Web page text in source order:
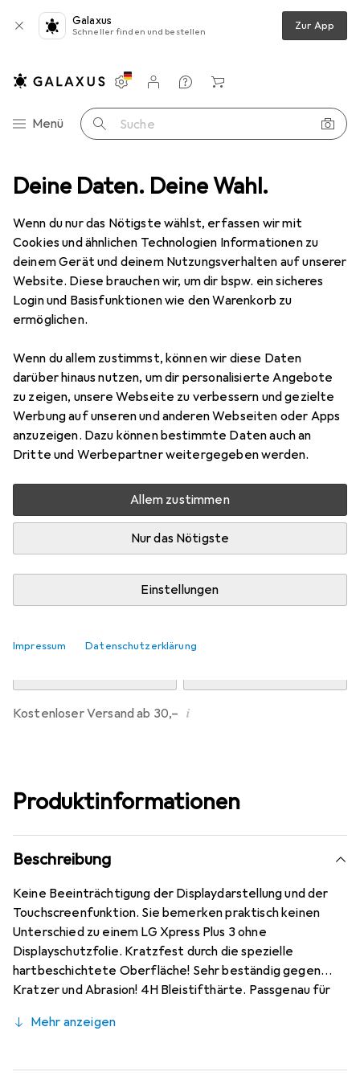
Deine Daten. Deine Wahl.
Wenn du nur das Nötigste wählst, erfassen wir mit
Cookies und ähnlichen Technologien Informationen zu
deinem Gerät und deinem Nutzungsverhalten auf unserer
Website. Diese brauchen wir, um dir bspw. ein sicheres
Login und Basisfunktionen wie den Warenkorb zu
ermöglichen.
Wenn du allem zustimmst, können wir diese Daten
darüber hinaus nutzen, um dir personalisierte Angebote
zu zeigen, unsere Webseite zu verbessern und gezielte
Werbung auf unseren und anderen Webseiten oder Apps
anzuzeigen. Dazu können bestimmte Daten auch an
Dritte und Werbepartner weitergegeben werden.
Allem zustimmen
Nur das Nötigste
Einstellungen
Impressum Datenschutzerklärung
Galaxus
Schneller finden und bestellen Zur App
Navigation nach Kategorien
Menü Suche
Einstellungen
Kundenkonto
Vergleichslisten
Merklisten
Warenkorb
Smartphone Schutzfolie Dipos Displayschutzfolie Crystalclear
4 Bilder
DiposDisplayschutzfolie Crystalclear
Preis in EUR inkl. MwSt.
EUR
3,89
Bewertungen Marke
Mehr von Dipos
Mi, 12.8. geliefert
Mehr als 10 Stück an Lager beim Drittanbieter
Lieferort angeben für genaue Lieferzeit
Kostenloser Versand ab 30,– i
Produktinformationen
Beschreibung
Keine Beeinträchtigung der Displaydarstellung und der
Touchscreenfunktion. Sie bemerken praktisch keinen
Unterschied zu einem LG Xpress Plus 3 ohne
Displayschutzfolie. Kratzfest durch die spezielle
hartbeschichtete Oberfläche! Sehr beständig gegen
Kratzer und Abrasion! 4H Bleistifthärte. Passgenau für
gewährleistet durch den Einsatz mit modernsten
Randhaftung, sehr gute Formstabilität. Kinderleichte
Mehr anzeigen